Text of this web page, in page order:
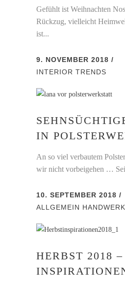
Gefühlt ist Weihnachten
Rückzug, vielleicht
ist...
9. NOVEMBER 2018
INTERIOR TRENDS
IN
An so viel verbautem
wir nicht vorbeigehen …
10. SEPTEMBER 2018
ALLGEMEIN HANDWERK
HERBST 2018 –